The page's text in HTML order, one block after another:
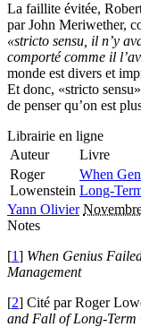
La faillite évitée,
par John Meriwether,
«stricto sensu, il n’y
comporté comme il
monde est divers et
Et donc, «stricto
de penser qu’on est
Librairie en ligne
Auteur
Livre
Roger
Lowenstein
When
Long-
Yann Olivier
Notes
[1] When Genius
Management
[2] Cité par Roger
and Fall of Long-Term